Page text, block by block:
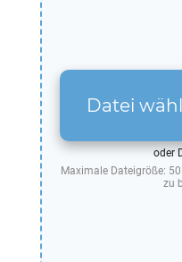
Datei
oder
Maximale Dateigröße:
zu